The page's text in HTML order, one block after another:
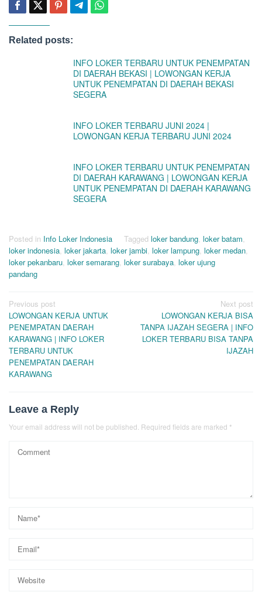
Related posts:
INFO LOKER TERBARU UNTUK PENEMPATAN
DI DAERAH BEKASI | LOWONGAN KERJA
UNTUK PENEMPATAN DI DAERAH BEKASI
SEGERA
INFO LOKER TERBARU JUNI 2024 |
LOWONGAN KERJA TERBARU JUNI 2024
INFO LOKER TERBARU UNTUK PENEMPATAN
DI DAERAH KARAWANG | LOWONGAN KERJA
UNTUK PENEMPATAN DI DAERAH KARAWANG
SEGERA
Posted in Info Loker Indonesia Tagged loker bandung, loker batam,
loker indonesia, loker jakarta, loker jambi, loker lampung, loker medan,
loker pekanbaru, loker semarang, loker surabaya, loker ujung
pandang
Post
navigation
Previous post
LOWONGAN KERJA UNTUK
PENEMPATAN DAERAH
KARAWANG | INFO LOKER
TERBARU UNTUK
PENEMPATAN DAERAH
KARAWANG
Next post
LOWONGAN KERJA BISA
TANPA IJAZAH SEGERA | INFO
LOKER TERBARU BISA TANPA
IJAZAH
Leave a Reply
Your email address will not be published. Required fields are marked *